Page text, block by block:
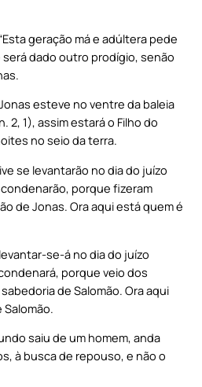
geração má e adúltera pede
dado outro prodígio, senão
esteve no ventre da baleia
2, 1), assim estará o Filho do
no seio da terra.
se levantarão no dia do juízo
porque fizeram
de Jonas. Ora aqui está quem é
se-á no dia do juízo
porque veio dos
de Salomão. Ora aqui
saiu de um homem, anda
à busca de repouso, e não o